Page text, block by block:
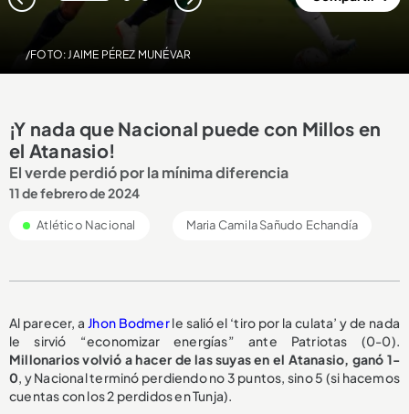
/FOTO: JAIME PÉREZ MUNÉVAR
¡Y nada que Nacional puede con Millos en
el Atanasio!
El verde perdió por la mínima diferencia
11 de febrero de 2024
Atlético Nacional Maria Camila Sañudo Echandía
Al parecer, aJhon Bodmerle salió el ‘tiro por la culata’ y de nada
le sirvió “economizar energías” ante Patriotas (0-0).
Millonarios volvió a hacer de las suyas en el Atanasio, ganó 1-
0, y Nacional terminó perdiendo no 3 puntos, sino 5 (si hacemos
cuentas con los 2 perdidos en Tunja).